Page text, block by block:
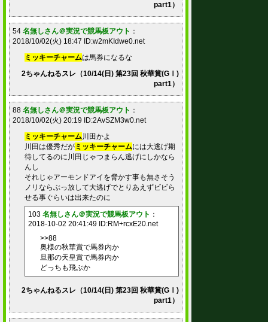
part1）
54 名無しさん＠実況で競馬板アウト ：
2018/10/02(火) 18:47 ID:w2mKIdwe0.net
ミッキーチャームは馬券になるな
2ちゃんねるスレ（10/14(日) 第23回 秋華賞(GⅠ)
part1）
88 名無しさん＠実況で競馬板アウト ：
2018/10/02(火) 20:19 ID:2AvSZM3w0.net
ミッキーチャーム川田かよ
川田は優秀だが ミッキーチャームには大逃げ期
待してるのに川田じゃつまらん逃げにしかなら
んし
それじゃアーモンドアイを脅かす事も無さそう
ノリならぶっ放して大逃げでとりあえずビビら
せる事ぐらいは出来たのに
103 名無しさん＠実況で競馬板アウト ：
2018-10-02 20:41:49 ID:RM+rcxE20.net
>>88
奥様の秋華賞で馬券内か
旦那の天皇賞で馬券内か
どっちも飛ぶか
2ちゃんねるスレ（10/14(日) 第23回 秋華賞(GⅠ)
part1）